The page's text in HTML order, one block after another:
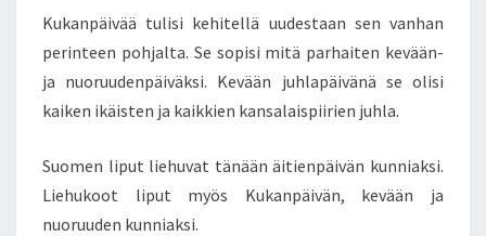
N
-
J
A
O
R
Kukanpäivää tulisi kehitellä uudestaan sen vanhan
perinteen pohjalta. Se sopisi mitä parhaiten kevään-
ja nuoruudenpäiväksi. Kevään juhlapäivänä se olisi
kaiken ikäisten ja kaikkien kansalaispiirien juhla.
Suomen liput liehuvat tänään äitienpäivän kunniaksi.
Liehukoot liput myös Kukanpäivän, kevään ja
nuoruuden kunniaksi.